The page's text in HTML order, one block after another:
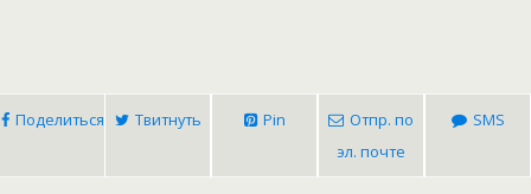
Поделиться Твитнуть Pin
Отпр. по
эл. почте
SMS